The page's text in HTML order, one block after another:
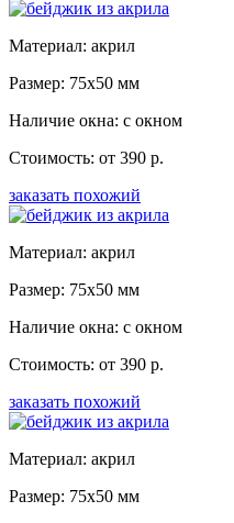
Материал: акрил
Размер: 75x50 мм
Наличие окна: с окном
Стоимость: от 390 р.
заказать похожий
Материал: акрил
Размер: 75x50 мм
Наличие окна: с окном
Стоимость: от 390 р.
заказать похожий
Материал: акрил
Размер: 75x50 мм